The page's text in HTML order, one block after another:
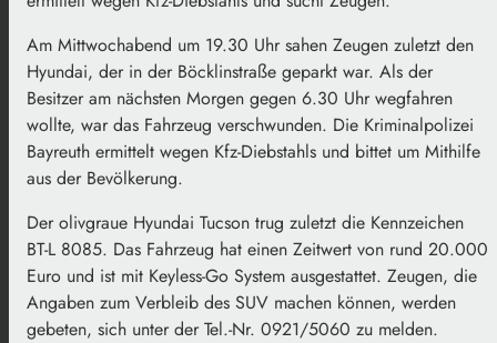
Am Mittwochabend um 19.30 Uhr sahen Zeugen zuletzt den
Hyundai, der in der Böcklinstraße geparkt war. Als der
Besitzer am nächsten Morgen gegen 6.30 Uhr wegfahren
wollte, war das Fahrzeug verschwunden. Die Kriminalpolizei
Bayreuth ermittelt wegen Kfz-Diebstahls und bittet um Mithilfe
aus der Bevölkerung.
Der olivgraue Hyundai Tucson trug zuletzt die Kennzeichen
BT-L 8085. Das Fahrzeug hat einen Zeitwert von rund 20.000
Euro und ist mit Keyless-Go System ausgestattet. Zeugen, die
Angaben zum Verbleib des SUV machen können, werden
gebeten, sich unter der Tel.-Nr. 0921/5060 zu melden.